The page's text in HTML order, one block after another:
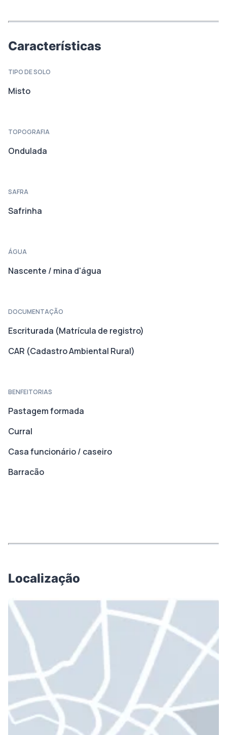
Características
TIPO DE SOLO
Misto
TOPOGRAFIA
Ondulada
SAFRA
Safrinha
ÁGUA
Nascente / mina d'água
DOCUMENTAÇÃO
Escriturada (Matrícula de registro)
CAR (Cadastro Ambiental Rural)
BENFEITORIAS
Pastagem formada
Curral
Casa funcionário / caseiro
Barracão
Localização